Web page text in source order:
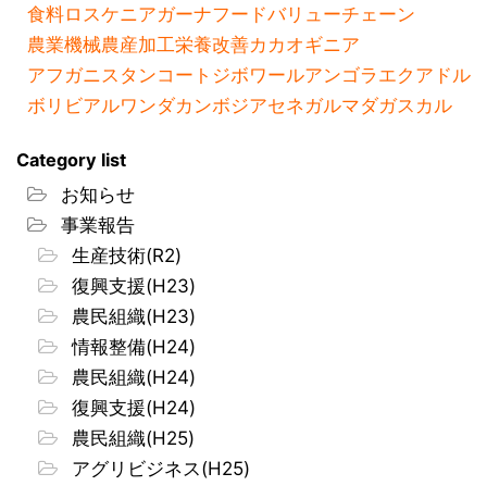
食料ロスケニアガーナフードバリューチェーン
農業機械農産加工栄養改善カカオギニア
アフガニスタンコートジボワールアンゴラ エクアドル
ボリビアルワンダカンボジアセネガルマダガスカル
Category list
お知らせ
事業報告
生産技術(R2)
復興支援(H23)
農民組織(H23)
情報整備(H24)
農民組織(H24)
復興支援(H24)
農民組織(H25)
アグリビジネス(H25)